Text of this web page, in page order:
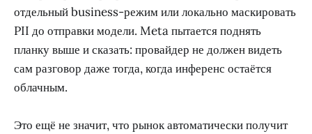
отдельный business-режим или локально маскировать
PII до отправки модели. Meta пытается поднять
планку выше и сказать: провайдер не должен видеть
сам разговор даже тогда, когда инференс остаётся
облачным.
Это ещё не значит, что рынок автоматически получит